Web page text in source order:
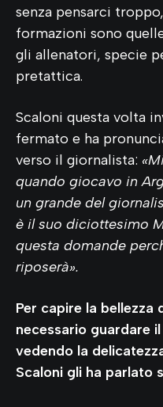
senza pensarci
formazioni sono
gli allenatori, specie
pretattica.
Scaloni questa volta
fermato e ha
verso il giornalista:
quando giocavo in
un grande del
è il suo diciottesimo
questa domande
riposerà».
Per capire la
necessario guardare
vedendo la
Scaloni gli ha parlato